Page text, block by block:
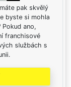
pak skvělý
byste si mohla
ano,
franchisové
službách s